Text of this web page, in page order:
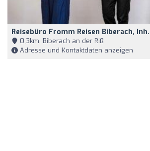
Reisebüro Fromm Reisen Biberach,
0,3km, Biberach an der Riß
Adresse und Kontaktdaten anzeigen